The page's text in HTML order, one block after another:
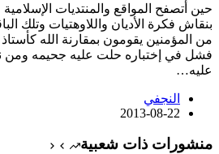
حين أتصفح المواقع والمنتديات
بنقاش فكرة الأديان واللاوهتيات وتلك
من المؤمنين يقومون بمقارنة الله
فشل في إختباره حلت عليه جحيمه ومن
عليه…
النجفي
2013-08-22
منشورات ذات شعبية